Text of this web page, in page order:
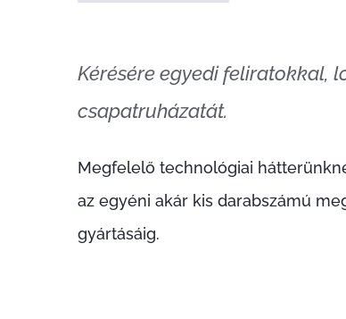
Kérésére egyedi feliratokkal,
csapatruházatát.
Megfelelő technológiai
az egyéni akár kis darabszámú
gyártásáig.